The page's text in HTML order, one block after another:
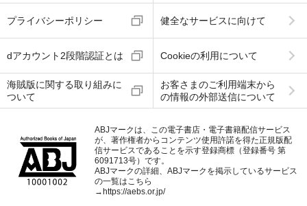
プライバシーポリシー 健全なサービスに向けて
dアカウント2段階認証とは Cookieの利用について
海賊版に関する取り組みに
ついて
お客さまのご利用端末から
の情報の外部送信について
ABJマークは、この電子書店・電子書籍配信サービス
が、著作権者からコンテンツ使用許諾を得た正規版配
信サービスであることを示す登録商標（登録番号 第
6091713号）です。
ABJマークの詳細、ABJマークを掲示しているサービス
の一覧はこちら
→ https://aebs.or.jp/